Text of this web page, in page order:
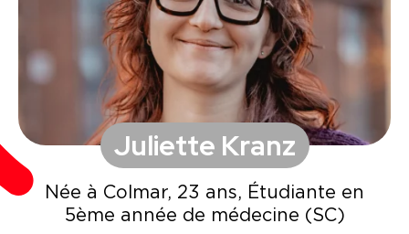
Juliette Kranz
Née à Colmar, 23 ans, Étudiante en
5ème année de médecine (SC)